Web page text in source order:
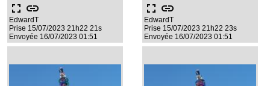
fullscreen link
EdwardT
Prise 15/07/2023 21h22 21s
Envoyée 16/07/2023 01:51
fullscreen link
EdwardT
Prise 15/07/2023 21h22 23s
Envoyée 16/07/2023 01:51